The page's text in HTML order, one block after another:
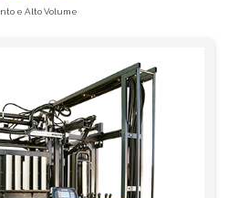
e Alto Volume